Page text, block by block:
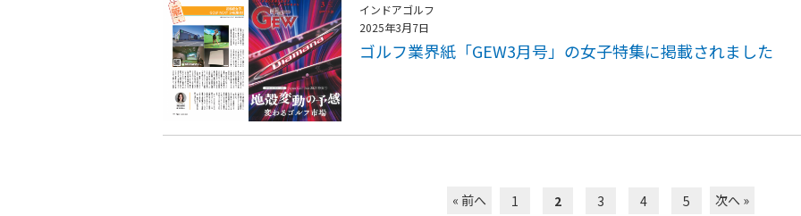
インドアゴルフ
2025年3月7日
ゴルフ業界紙「GEW3月号」の女子特集に掲載されました
« 前へ 1 2 3 4 5 次へ »